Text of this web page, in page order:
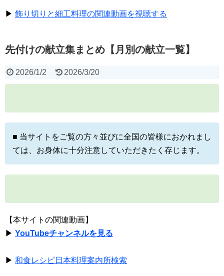
▶ 飾り切りと細工料理の関連動画を視聴する
先付けの献立集まとめ【月別の献立一覧】
2026/1/2 2026/3/20
■ 当サイトをご覧の方々並びに全国の皆様におかれまし
ては、お身体に十分注意していただきたく存じます。
【本サイトの関連動画】
▶ YouTubeチャンネルを見る
▶ 和食レシピ日本料理案内所検索